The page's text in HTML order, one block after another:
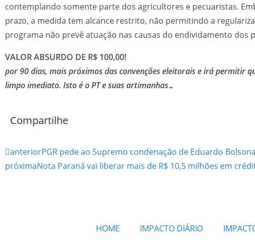
contemplando somente parte dos agricultores e pecuaristas.
prazo, a medida tem alcance restrito, não permitindo a
programa não prevê atuação nas causas do endividamento dos
VALOR ABSURDO
por90 dias, mais próximos das convenções eleitorais e irá permitir
limpo imediato. Isto é o PT e suas artimanhas…
Compartilhe
anteriorPGR pede ao Supremo condenação de Eduardo
próximaNota Paraná vai liberar mais de R$ 10,5 milhões em
HOME IMPACTO DIÁRIO